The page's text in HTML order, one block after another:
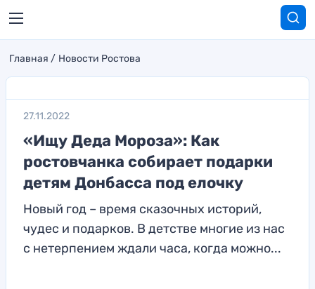
Главная Новости Ростова
27.11.2022
«Ищу Деда Мороза»: Как
ростовчанка собирает подарки
детям Донбасса под елочку
Новый год – время сказочных историй,
чудес и подарков. В детстве многие из нас
с нетерпением ждали часа, когда можно...